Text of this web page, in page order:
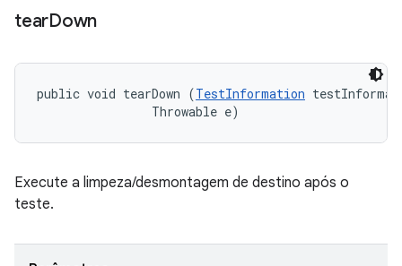
tearDown
public void tearDown (TestInformation
                Throwable e)
Execute a limpeza/desmontagem de destino após o
teste.